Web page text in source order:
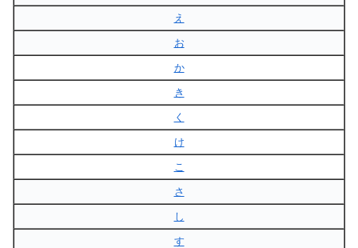
え
お
か
き
く
け
こ
さ
し
す